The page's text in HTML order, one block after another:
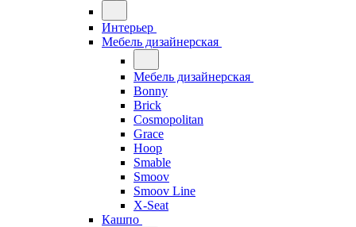
Интерьер
Мебель дизайнерская
Мебель дизайнерская
Bonny
Brick
Cosmopolitan
Grace
Hoop
Smable
Smoov
Smoov Line
X-Seat
Кашпо